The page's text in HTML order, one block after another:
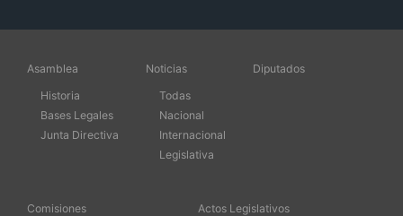
Asamblea
Historia
Bases Legales
Junta Directiva
Noticias
Todas
Nacional
Internacional
Legislativa
Diputados
Comisiones
Actos Legislativos